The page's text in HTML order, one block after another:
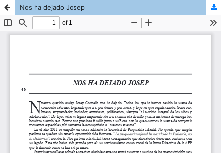
Nos ha dejado Josep